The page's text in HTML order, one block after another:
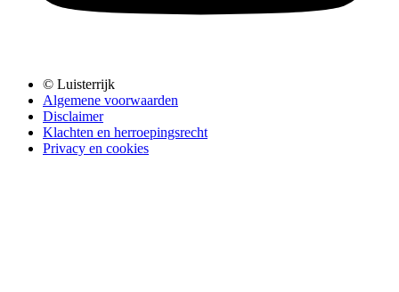
© Luisterrijk
Algemene voorwaarden
Disclaimer
Klachten en herroepingsrecht
Privacy en cookies